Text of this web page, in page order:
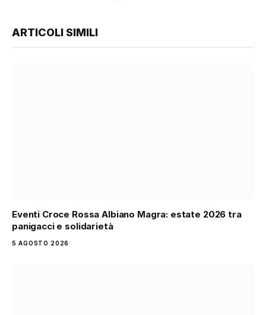
ARTICOLI SIMILI
Eventi Croce Rossa Albiano Magra: estate 2026 tra
panigacci e solidarietà
5 AGOSTO 2026